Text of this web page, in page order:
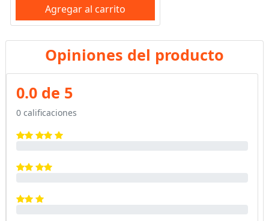
Agregar al carrito
Opiniones del producto
0.0 de 5
0 calificaciones